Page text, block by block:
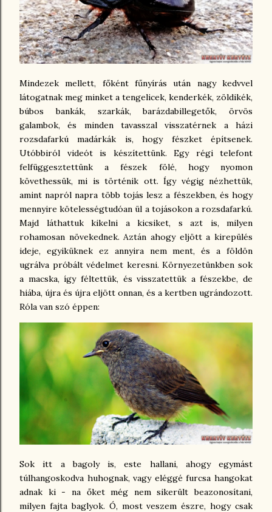
Mindezek mellett, főként fűnyírás után nagy kedvvel
látogatnak meg minket a tengelicek, kenderkék, zöldikék,
búbos bankák, szarkák, barázdabillegetők, örvös
galambok, és minden tavasszal visszatérnek a házi
rozsdafarkú madárkák is, hogy fészket építsenek.
Utóbbiról videót is készítettünk. Egy régi telefont
felfüggesztettünk a fészek fölé, hogy nyomon
követhessük, mi is történik ott. Így végig nézhettük,
amint napról napra több tojás lesz a fészekben, és hogy
mennyire kötelességtudóan ül a tojásokon a rozsdafarkú.
Majd láthattuk kikelni a kicsiket, s azt is, milyen
rohamosan növekednek. Aztán ahogy eljött a kirepülés
ideje, egyiküknek ez annyira nem ment, és a földön
ugrálva próbált védelmet keresni. Környezetünkben sok
a macska, így féltettük, és visszatettük a fészekbe, de
hiába, újra és újra eljött onnan, és a kertben ugrándozott.
Róla van szó éppen:
Sok itt a bagoly is, este hallani, ahogy egymást
túlhangoskodva huhognak, vagy eléggé furcsa hangokat
adnak ki - na őket még nem sikerült beazonosítani,
milyen fajta baglyok. Ó, most veszem észre, hogy csak